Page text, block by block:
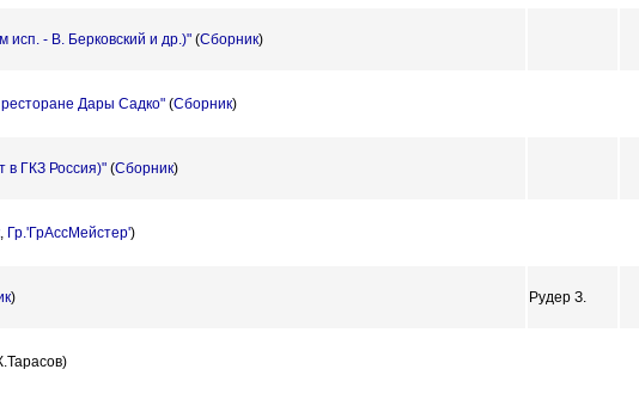
исп. - В. Берковский и др.)" (Сборник)
Дары Садко" (Сборник)
в ГКЗ Россия)" (Сборник)
, Гр.'ГрАссМейстер')
) Рудер З.